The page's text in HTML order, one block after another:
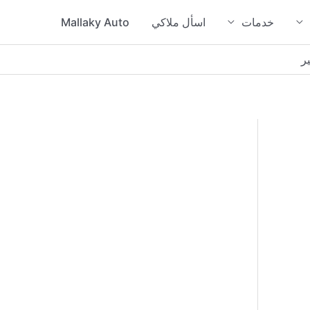
خدمات اسأل ملاكي Mallaky Auto